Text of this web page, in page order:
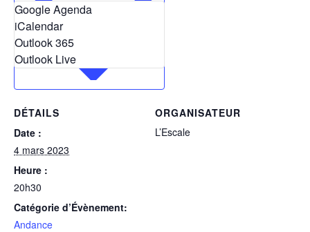
Google Agenda
iCalendar
Outlook 365
Outlook Live
DÉTAILS
Date :
4 mars 2023
Heure :
20h30
Catégorie d’Évènement:
Andance
ORGANISATEUR
L’Escale